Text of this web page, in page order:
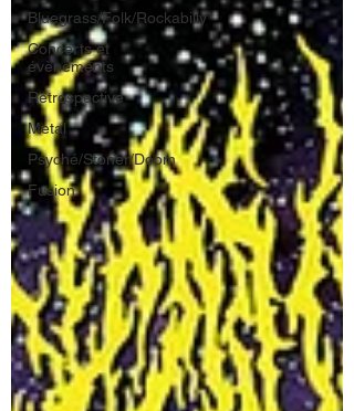
Bluegrass/Folk/Rockabilly
Concerts et
évènements
Rétrospective
Metal
Psyché/Stoner/Doom
Fusion